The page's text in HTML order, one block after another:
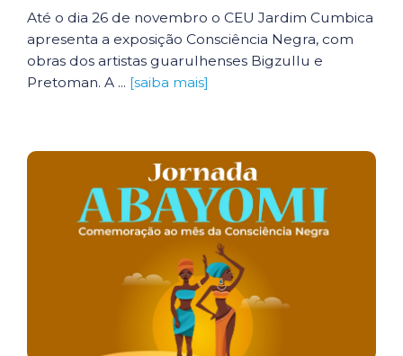
Até o dia 26 de novembro o CEU Jardim Cumbica
apresenta a exposição Consciência Negra, com
obras dos artistas guarulhenses Bigzullu e
Pretoman. A ... [saiba mais]